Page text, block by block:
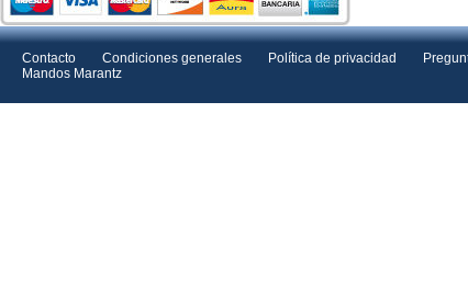
Contacto Condiciones generales Política de privacidad
Mandos Marantz